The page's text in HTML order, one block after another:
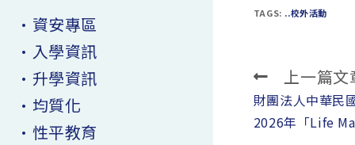
TAGS: ..校外活動
Read
more
articles
上一篇文
財團法人中華民
2026年「Life
•資安專區
•入學資訊
•升學資訊
•均質化
•性平教育